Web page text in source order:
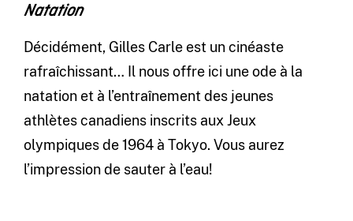
Natation
Décidément, Gilles Carle est un cinéaste
rafraîchissant… Il nous offre ici une ode à la
natation et à l’entraînement des jeunes
athlètes canadiens inscrits aux Jeux
olympiques de 1964 à Tokyo. Vous aurez
l’impression de sauter à l’eau!